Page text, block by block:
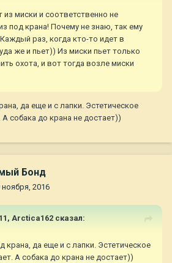
миски и соответственно не
под крана! Почему не знаю, так ему
раз, когда кто-то идет в
же и пьет)) Из миски пьет только
охота, и вот тогда возле миски
да еще и с лапки. Эстетическое
собака до крана не достает))
Бонд
ноября, 2016
Arctica162 сказал:
крана, да еще и с лапки. Эстетическое
А собака до крана не достает))